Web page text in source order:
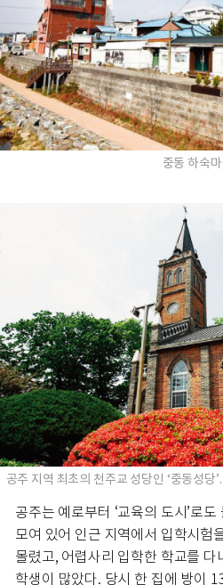
중동 하숙
공주 지역 최초의 천주교 성당인 ‘중동성
공주는 예로부터 ‘교육의 도시’로
모여 있어 인근 지역에서 입학시험
몰렸고, 어렵사리 입학한 학교를
학생이 많았다. 당시 한 집에 방이